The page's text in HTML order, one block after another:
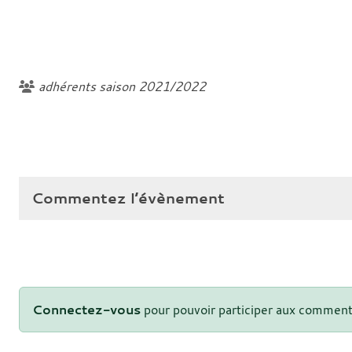
adhérents saison 2021/2022
Commentez l’évènement
Connectez-vous pour pouvoir participer aux